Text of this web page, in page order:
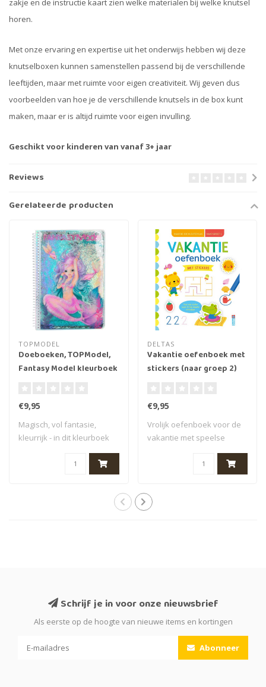
horen.
Met onze ervaring en expertise uit het onderwijs hebben wij deze
knutselboxen kunnen samenstellen passend bij de verschillende
leeftijden, maar met ruimte voor eigen creativiteit. Wij geven dus
voorbeelden van hoe je de verschillende knutsels in de box kunt
maken, maar er is altijd ruimte voor eigen invulling.
Geschikt voor kinderen van vanaf 3+ jaar
Reviews
Gerelateerde producten
TOPMODEL
Doeboeken, TOPModel,
Fantasy Model kleurboek
€9,95
Magisch, vol fantasie,
kleurrijk - in dit kleurboek
DELTAS
Vakantie oefenboek met
stickers (naar groep 2)
€9,95
Vrolijk oefenboek voor de
vakantie met speelse
Schrijf je in voor onze nieuwsbrief
Als eerste op de hoogte van nieuwe items en kortingen
Abonneer